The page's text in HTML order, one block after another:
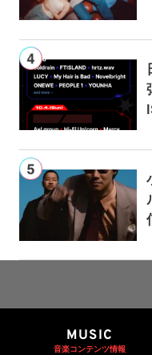
MUSIC
音楽コンテンツ情報